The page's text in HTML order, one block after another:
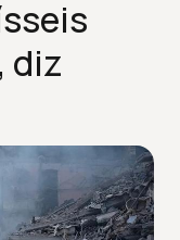
diz